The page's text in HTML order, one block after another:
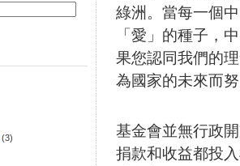
綠洲。當每一個
「愛」的種子，
果您認同我們的
為國家的未來而
基金會並無行政
捐款和收益都投
(3)